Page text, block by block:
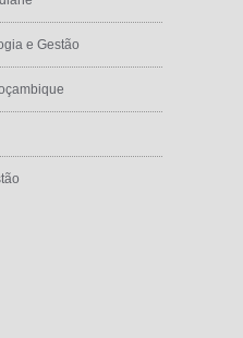
e Gestão